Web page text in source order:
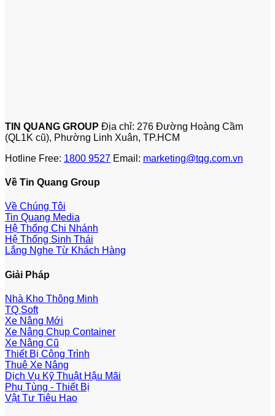
TIN QUANG GROUP Địa chỉ: 276 Đường Hoàng Cầm
(QL1K cũ), Phường Linh Xuân, TP.HCM
Hotline Free: 1800 9527 Email: marketing@tqg.com.vn
Về Tin Quang Group
Về Chúng Tôi
Tin Quang Media
Hệ Thống Chi Nhánh
Hệ Thống Sinh Thái
Lắng Nghe Từ Khách Hàng
Giải Pháp
Nhà Kho Thông Minh
TQ Soft
Xe Nâng Mới
Xe Nâng Chụp Container
Xe Nâng Cũ
Thiết Bị Công Trình
Thuê Xe Nâng
Dịch Vụ Kỹ Thuật Hậu Mãi
Phụ Tùng - Thiết Bị
Vật Tư Tiêu Hao